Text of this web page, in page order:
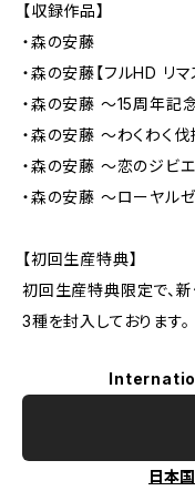
【収録作品】
・森の安藤
・森の安藤【フルHD リマ
・森の安藤 ～15周年記
・森の安藤 ～わくわく伐
・森の安藤 ～恋のジビ
・森の安藤 ～ローヤル
【初回生産特典】
初回生産特典限定で、
3種を封入しております。
日本